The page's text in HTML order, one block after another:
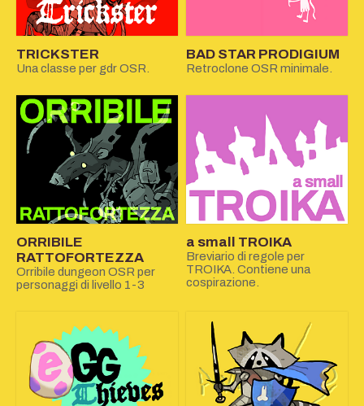
TRICKSTER
Una classe per gdr OSR.
BAD STAR PRODIGIUM
Retroclone OSR minimale.
ORRIBILE
RATTOFORTEZZA
Orribile dungeon OSR per
personaggi di livello 1-3
a small TROIKA
Breviario di regole per
TROIKA. Contiene una
cospirazione.